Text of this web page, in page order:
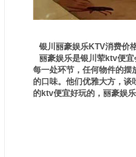
银川丽豪娱乐KTV消费价
丽豪娱乐是银川荤ktv便宜
每一处环节，任何物件的摆
的口味。他们优雅大方，谈
的ktv便宜好玩的，丽豪娱